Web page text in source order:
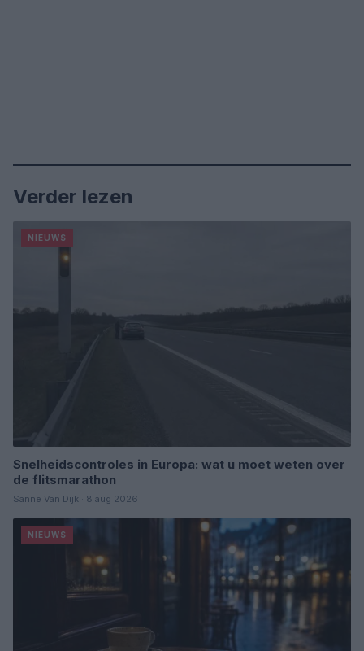
Verder lezen
NIEUWS
Snelheidscontroles in Europa: wat u moet weten over
de flitsmarathon
Sanne Van Dijk · 8 aug 2026
NIEUWS